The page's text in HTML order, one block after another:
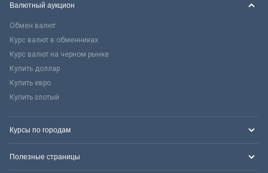
Валютный аукцион
Обмен валют
Курс валют в обменниках
Курс валют на черном рынке
Купить доллар
Купить евро
Купить злотый
Курсы по городам
Полезные страницы